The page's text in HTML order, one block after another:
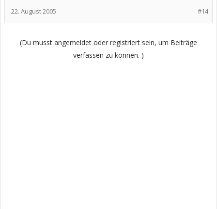
#14
22. August 2005
(Du musst angemeldet oder registriert sein, um Beiträge
verfassen zu können. )